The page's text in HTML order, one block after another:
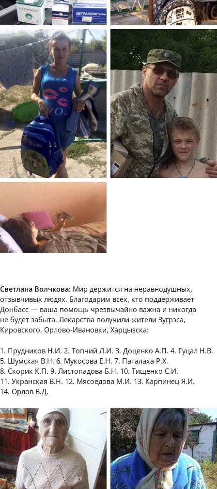
Светлана Волчкова: Мир держится на неравнодушных,
отзывчивых людях. Благодарим всех, кто поддерживает
Донбасс — ваша помощь чрезвычайно важна и никогда
не будет забыта. Лекарства получили жители Зугрэса,
Кировского, Орлово-Ивановки, Харцызска:
1. Прудников Н.И. 2. Топчий Л.И. 3. Доценко А.П. 4. Гуцал Н.В.
5. Шумская В.Н. 6. Мукосова Е.Н. 7. Паталаха Р.Х.
8. Скорик К.П. 9. Листопадова Б.Н. 10. Тищенко С.И.
11. Укранская В.Н. 12. Мясоедова М.И. 13. Карпинец Я.И.
14. Орлов В.Д.